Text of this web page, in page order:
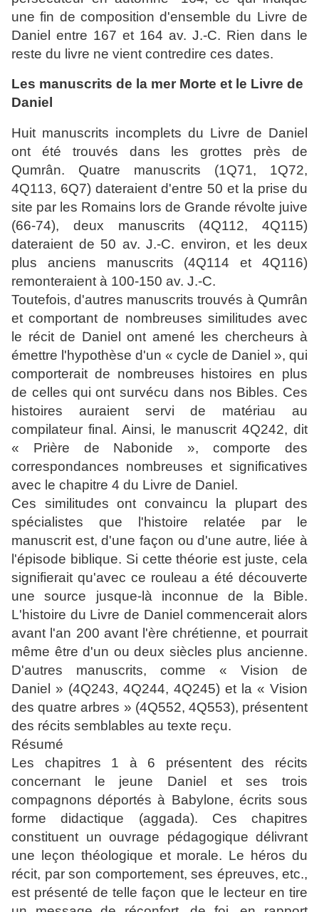
une fin de composition d'ensemble du Livre de
Daniel entre 167 et 164 av. J.-C. Rien dans le
reste du livre ne vient contredire ces dates.
Les manuscrits de la mer Morte et le Livre de
Daniel
Huit manuscrits incomplets du Livre de Daniel
ont été trouvés dans les grottes près de
Qumrân. Quatre manuscrits (1Q71, 1Q72,
4Q113, 6Q7) dateraient d'entre 50 et la prise du
site par les Romains lors de Grande révolte juive
(66-74), deux manuscrits (4Q112, 4Q115)
dateraient de 50 av. J.-C. environ, et les deux
plus anciens manuscrits (4Q114 et 4Q116)
remonteraient à 100-150 av. J.-C.
Toutefois, d'autres manuscrits trouvés à Qumrân
et comportant de nombreuses similitudes avec
le récit de Daniel ont amené les chercheurs à
émettre l'hypothèse d'un « cycle de Daniel », qui
comporterait de nombreuses histoires en plus
de celles qui ont survécu dans nos Bibles. Ces
histoires auraient servi de matériau au
compilateur final. Ainsi, le manuscrit 4Q242, dit
« Prière de Nabonide », comporte des
correspondances nombreuses et significatives
avec le chapitre 4 du Livre de Daniel.
Ces similitudes ont convaincu la plupart des
spécialistes que l'histoire relatée par le
manuscrit est, d'une façon ou d'une autre, liée à
l'épisode biblique. Si cette théorie est juste, cela
signifierait qu'avec ce rouleau a été découverte
une source jusque-là inconnue de la Bible.
L'histoire du Livre de Daniel commencerait alors
avant l'an 200 avant l'ère chrétienne, et pourrait
même être d'un ou deux siècles plus ancienne.
D'autres manuscrits, comme « Vision de
Daniel » (4Q243, 4Q244, 4Q245) et la « Vision
des quatre arbres » (4Q552, 4Q553), présentent
des récits semblables au texte reçu.
Résumé
Les chapitres 1 à 6 présentent des récits
concernant le jeune Daniel et ses trois
compagnons déportés à Babylone, écrits sous
forme didactique (aggada). Ces chapitres
constituent un ouvrage pédagogique délivrant
une leçon théologique et morale. Le héros du
récit, par son comportement, ses épreuves, etc.,
est présenté de telle façon que le lecteur en tire